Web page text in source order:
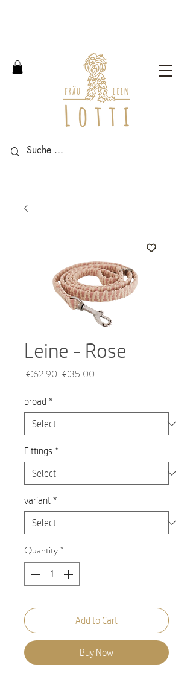
Leine - Rose
€62.90 Regular
€35.00
broad *
Fittings *
variant *
Quantity*
Add to Cart
Buy Now